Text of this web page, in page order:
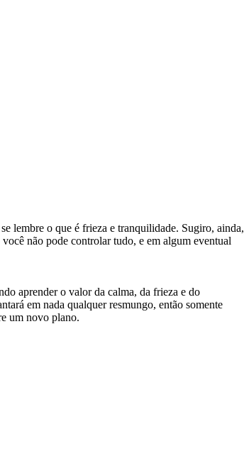
lembre o que é frieza e tranquilidade. Sugiro, ainda,
não pode controlar tudo, e em algum eventual
aprender o valor da calma, da frieza e do
em nada qualquer resmungo, então somente
um novo plano.